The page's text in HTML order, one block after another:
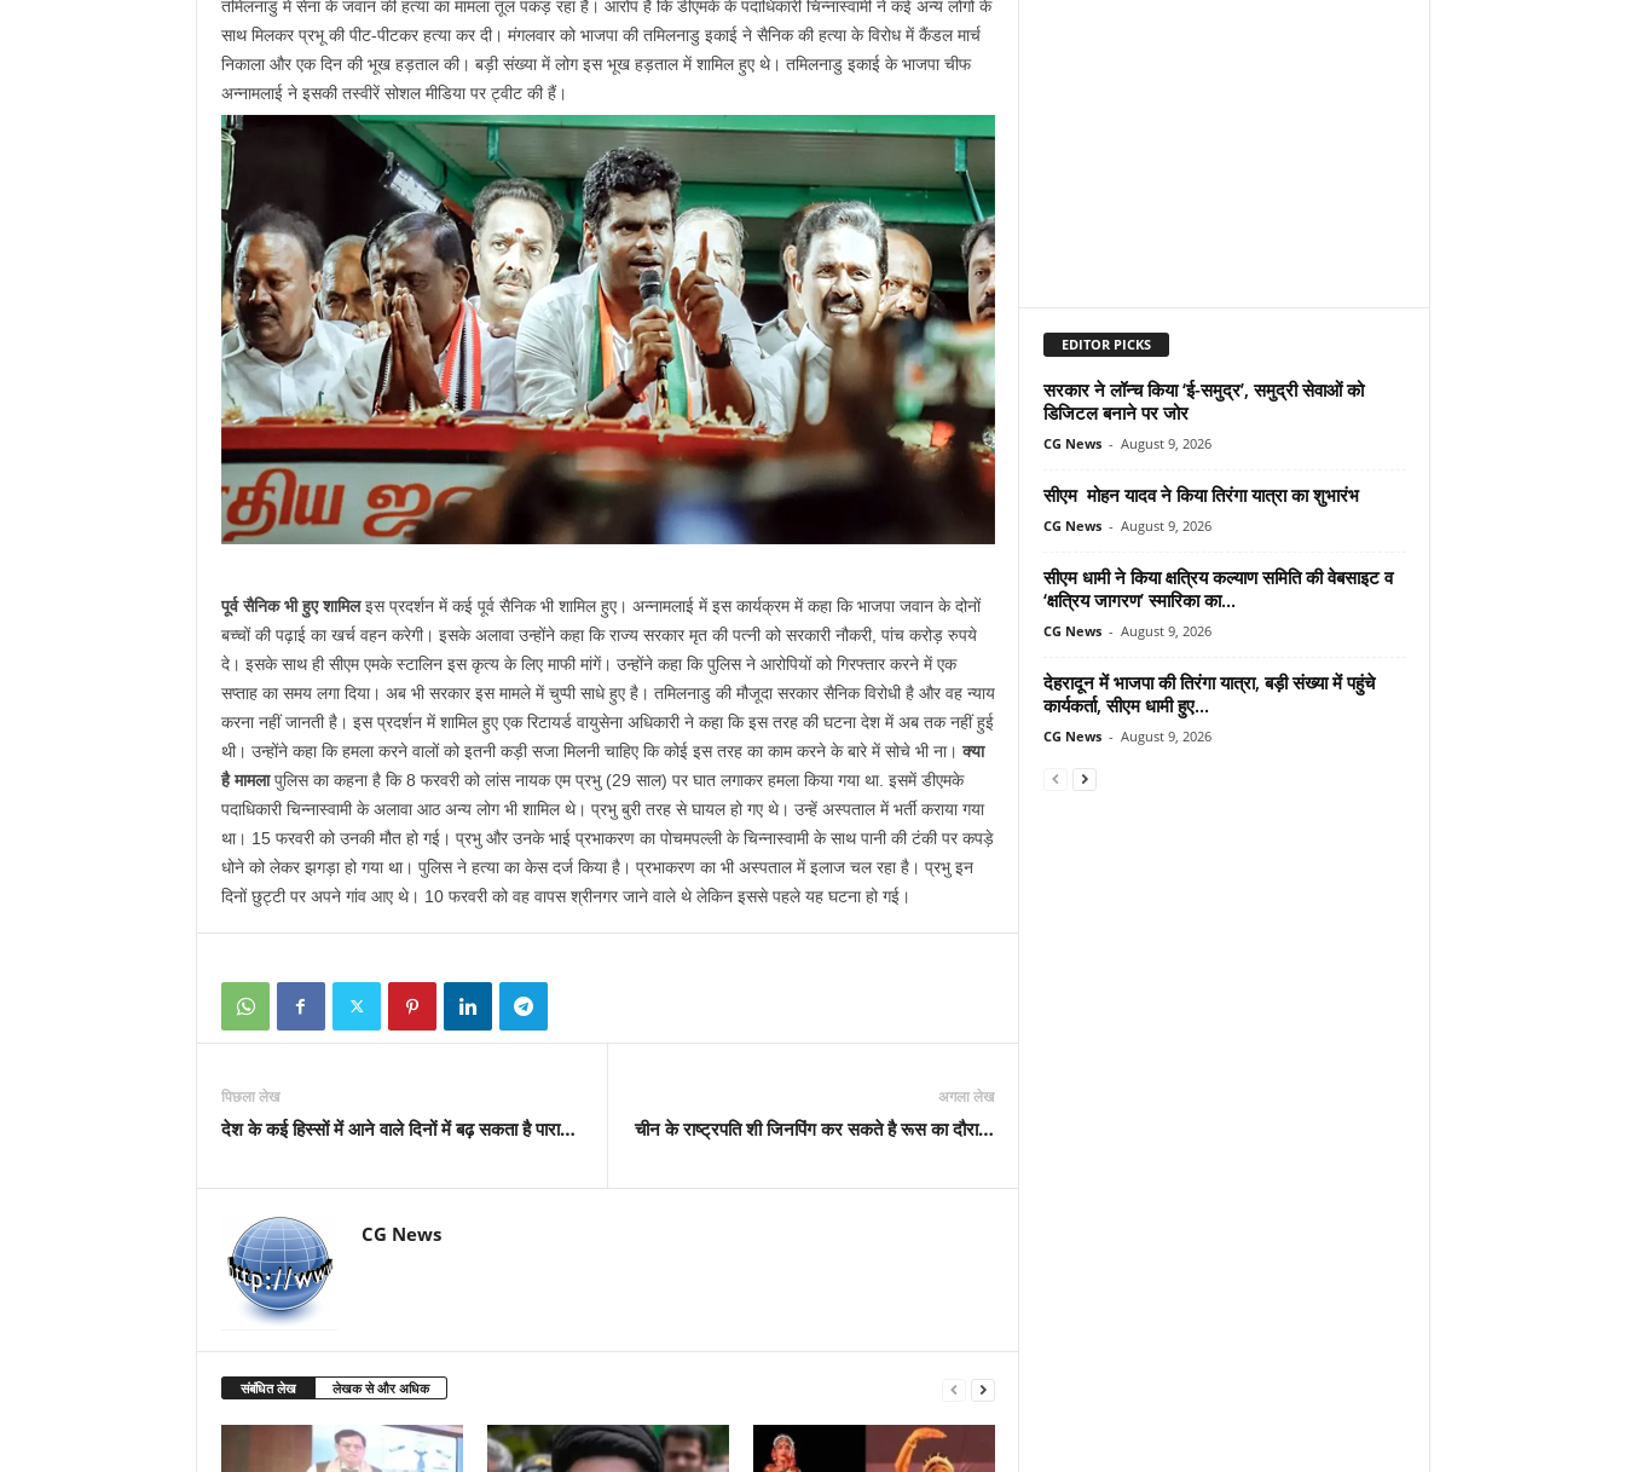
तमिलनाडु में सेना के जवान की हत्या का मामला तूल पकड़ रहा है। आरोप है कि डीएमके के पदाधिकारी चिन्नास्वामी ने कई अन्य लोगों के
साथ मिलकर प्रभू की पीट-पीटकर हत्या कर दी। मंगलवार को भाजपा की तमिलनाडु इकाई ने सैनिक की हत्या के विरोध में कैंडल मार्च
निकाला और एक दिन की भूख हड़ताल की। बड़ी संख्या में लोग इस भूख हड़ताल में शामिल हुए थे। तमिलनाडु इकाई के भाजपा चीफ
अन्नामलाई ने इसकी तस्वीरें सोशल मीडिया पर ट्वीट की हैं।
पूर्व सैनिक भी हुए शामिलइस प्रदर्शन में कई पूर्व सैनिक भी शामिल हुए। अन्नामलाई में इस कार्यक्रम में कहा कि भाजपा जवान के दोनों
बच्चों की पढ़ाई का खर्च वहन करेगी। इसके अलावा उन्होंने कहा कि राज्य सरकार मृत की पत्नी को सरकारी नौकरी, पांच करोड़ रुपये
दे। इसके साथ ही सीएम एमके स्टालिन इस कृत्य के लिए माफी मांगें। उन्होंने कहा कि पुलिस ने आरोपियों को गिरफ्तार करने में एक
सप्ताह का समय लगा दिया। अब भी सरकार इस मामले में चुप्पी साधे हुए है। तमिलनाडु की मौजूदा सरकार सैनिक विरोधी है और वह न्याय
करना नहीं जानती है। इस प्रदर्शन में शामिल हुए एक रिटायर्ड वायुसेना अधिकारी ने कहा कि इस तरह की घटना देश में अब तक नहीं हुई
थी। उन्होंने कहा कि हमला करने वालों को इतनी कड़ी सजा मिलनी चाहिए कि कोई इस तरह का काम करने के बारे में सोचे भी ना।क्या
है मामलापुलिस का कहना है कि 8 फरवरी को लांस नायक एम प्रभु (29 साल) पर घात लगाकर हमला किया गया था. इसमें डीएमके
पदाधिकारी चिन्नास्वामी के अलावा आठ अन्य लोग भी शामिल थे। प्रभु बुरी तरह से घायल हो गए थे। उन्हें अस्पताल में भर्ती कराया गया
था। 15 फरवरी को उनकी मौत हो गई। प्रभु और उनके भाई प्रभाकरण का पोचमपल्ली के चिन्नास्वामी के साथ पानी की टंकी पर कपड़े
धोने को लेकर झगड़ा हो गया था। पुलिस ने हत्या का केस दर्ज किया है। प्रभाकरण का भी अस्पताल में इलाज चल रहा है। प्रभु इन
दिनों छुट्टी पर अपने गांव आए थे। 10 फरवरी को वह वापस श्रीनगर जाने वाले थे लेकिन इससे पहले यह घटना हो गई।
पिछला लेख
देश के कई हिस्सों में आने वाले दिनों में बढ़ सकता है पारा…
अगला लेख
चीन के राष्ट्रपति शी जिनपिंग कर सकते है रूस का दौरा…
CG News
संबंधित लेख लेखक से और अधिक
EDITOR PICKS
सरकार ने लॉन्च किया ‘ई-समुद्र’, समुद्री सेवाओं को
डिजिटल बनाने पर जोर
CG News - August 9, 2026
सीएम मोहन यादव ने किया तिरंगा यात्रा का शुभारंभ
CG News - August 9, 2026
सीएम धामी ने किया क्षत्रिय कल्याण समिति की वेबसाइट व
‘क्षत्रिय जागरण’ स्मारिका का...
CG News - August 9, 2026
देहरादून में भाजपा की तिरंगा यात्रा, बड़ी संख्या में पहुंचे
कार्यकर्ता, सीएम धामी हुए...
CG News - August 9, 2026